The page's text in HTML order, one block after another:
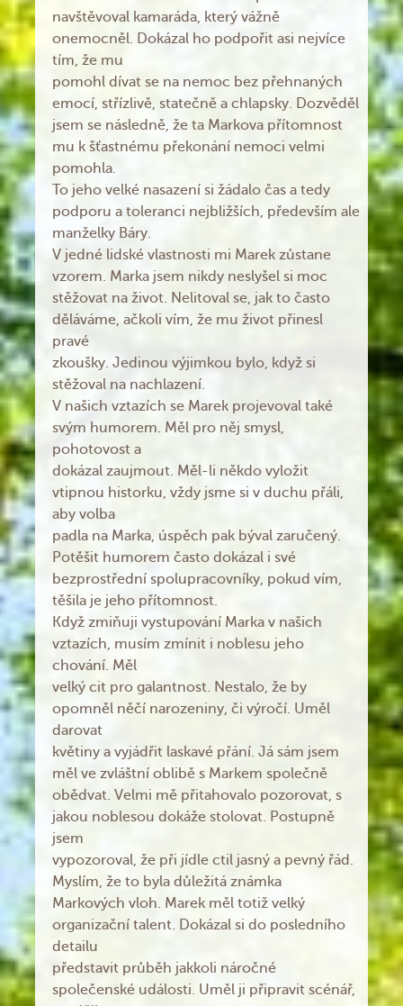
navštěvoval kamaráda, který vážně
onemocněl. Dokázal ho podpořit asi nejvíce
tím, že mu
pomohl dívat se na nemoc bez přehnaných
emocí, střízlivě, statečně a chlapsky. Dozvěděl
jsem se následně, že ta Markova přítomnost
mu k šťastnému překonání nemoci velmi
pomohla.
To jeho velké nasazení si žádalo čas a tedy
podporu a toleranci nejbližších, především ale
manželky Báry.
V jedné lidské vlastnosti mi Marek zůstane
vzorem. Marka jsem nikdy neslyšel si moc
stěžovat na život. Nelitoval se, jak to často
děláváme, ačkoli vím, že mu život přinesl
pravé
zkoušky. Jedinou výjimkou bylo, když si
stěžoval na nachlazení.
V našich vztazích se Marek projevoval také
svým humorem. Měl pro něj smysl,
pohotovost a
dokázal zaujmout. Měl-li někdo vyložit
vtipnou historku, vždy jsme si v duchu přáli,
aby volba
padla na Marka, úspěch pak býval zaručený.
Potěšit humorem často dokázal i své
bezprostřední spolupracovníky, pokud vím,
těšila je jeho přítomnost.
Když zmiňuji vystupování Marka v našich
vztazích, musím zmínit i noblesu jeho
chování. Měl
velký cit pro galantnost. Nestalo, že by
opomněl něčí narozeniny, či výročí. Uměl
darovat
květiny a vyjádřit laskavé přání. Já sám jsem
měl ve zvláštní oblibě s Markem společně
obědvat. Velmi mě přitahovalo pozorovat, s
jakou noblesou dokáže stolovat. Postupně
jsem
vypozoroval, že při jídle ctil jasný a pevný řád.
Myslím, že to byla důležitá známka
Markových vloh. Marek měl totiž velký
organizační talent. Dokázal si do posledního
detailu
představit průběh jakkoli náročné
společenské události. Uměl ji připravit scénář,